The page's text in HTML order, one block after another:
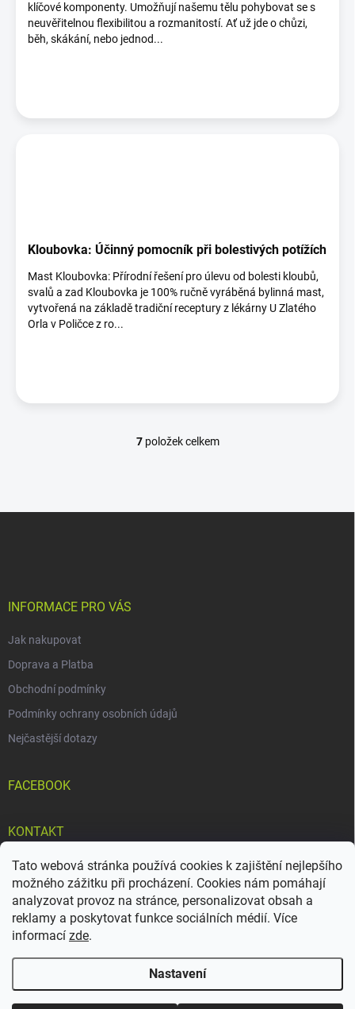
Tato webová stránka používá cookies k zajištění nejlepšího
možného zážitku při procházení. Cookies nám pomáhají
analyzovat provoz na stránce, personalizovat obsah a
reklamy a poskytovat funkce sociálních médií. Více
informací zde.
Nastavení
klíčové komponenty. Umožňují našemu tělu pohybovat se s
neuvěřitelnou flexibilitou a rozmanitostí. Ať už jde o chůzi,
běh, skákání, nebo jednod...
Kloubovka: Účinný pomocník při bolestivých potížích
Mast Kloubovka: Přírodní řešení pro úlevu od bolesti kloubů,
svalů a zad Kloubovka je 100% ručně vyráběná bylinná mast,
vytvořená na základě tradiční receptury z lékárny U Zlatého
Orla v Poličce z ro...
O
d
u
7položek celkem
INFORMACE PRO VÁS
Jak nakupovat
Doprava a Platba
Obchodní podmínky
Podmínky ochrany osobních údajů
Nejčastější dotazy
FACEBOOK
KONTAKT
info@doteky-bylin.cz
+420 777 561 552
https://www.facebook.com/mastkloubovka
Copyright 2026Doteky Bylin. Všechna práva vyhrazena.Upravit nastavení